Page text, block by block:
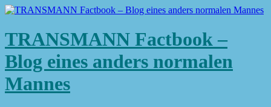
TRANSMANN Factbook –
Blog eines anders normalen
Mannes